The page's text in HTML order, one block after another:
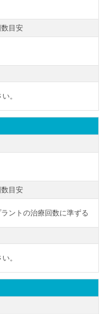
。
ントの治療回数に準ずる
。